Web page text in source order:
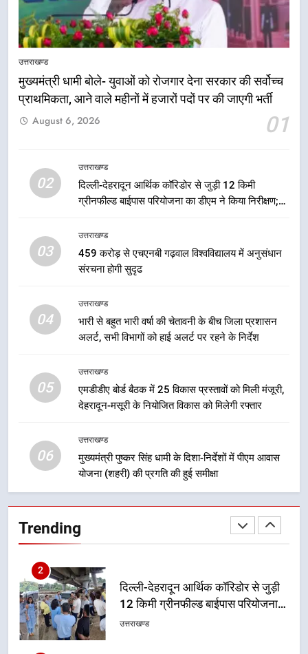
उत्तराखण्ड
मुख्यमंत्री धामी बोले- युवाओं को रोजगार देना सरकार की सर्वोच्च
प्राथमिकता, आने वाले महीनों में हजारों पदों पर की जाएगी भर्ती
01
August 6, 2026
02
उत्तराखण्ड
दिल्ली-देहरादून आर्थिक कॉरिडोर से जुड़ी 12 किमी
ग्रीनफील्ड बाईपास परियोजना का डीएम ने किया निरीक्षण;
सुरक्षा मानकों से कोई समझौता नहींः डीएम
03
उत्तराखण्ड
459 करोड़ से एचएनबी गढ़वाल विश्वविद्यालय में अनुसंधान
संरचना होगी सुदृढ
04
उत्तराखण्ड
भारी से बहुत भारी वर्षा की चेतावनी के बीच जिला प्रशासन
अलर्ट, सभी विभागों को हाई अलर्ट पर रहने के निर्देश
05
उत्तराखण्ड
एमडीडीए बोर्ड बैठक में 25 विकास प्रस्तावों को मिली मंजूरी,
देहरादून-मसूरी के नियोजित विकास को मिलेगी रफ्तार
06
उत्तराखण्ड
मुख्यमंत्री पुष्कर सिंह धामी के दिशा-निर्देशों में पीएम आवास
योजना (शहरी) की प्रगति की हुई समीक्षा
Trending
5
एमडीडीए बोर्ड बैठक में 25 विकास प्रस्तावों
नियोजित विकास को मिलेगी रफ्तार
उत्तराखण्ड
मुख्यमंत्री पुष्कर सिंह धामी के दिशा-निर्देशों
गिरफ्तार
उत्तराखण्ड
भारी बारिश का अलर्ट! 6 अगस्त को
देहरादून में स्कूल बंद
1
मुख्यमंत्री धामी बोले- युवाओं को रोजगार
भर्ती
12 किमी ग्रीनफील्ड बाईपास परियोजना
का डीएम ने किया निरीक्षण; समयबद्ध एवं
नहींः डीएम
3
459 करोड़ से एचएनबी गढ़वाल
विश्वविद्यालय में अनुसंधान संरचना होगी
सुदृढ
उत्तराखण्ड